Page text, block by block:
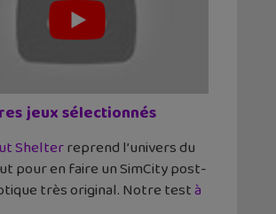
jeux sélectionnés
Shelterreprend l’univers du
pour en faire un SimCity post-
très original. Notre testà